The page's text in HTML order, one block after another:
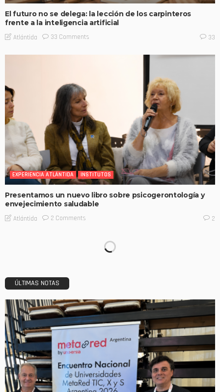
El futuro no se delega: la lección de los carpinteros
frente a la inteligencia artificial
Atlántida 33 Comments 33
EXPERIENCIA ATLÁNTIDA INSTITUTOS
Presentamos un nuevo libro sobre psicogerontología y
envejecimiento saludable
Atlántida 2 Comments 2
ÚLTIMAS NOTAS